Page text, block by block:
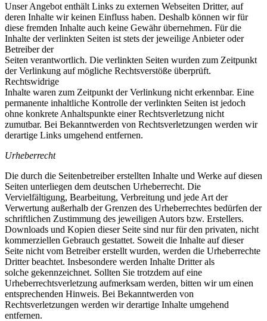
Unser Angebot enthält Links zu externen Webseiten Dritter, auf
deren Inhalte wir keinen Einfluss haben. Deshalb können wir für
diese fremden Inhalte auch keine Gewähr übernehmen. Für die
Inhalte der verlinkten Seiten ist stets der jeweilige Anbieter oder
Betreiber der
Seiten verantwortlich. Die verlinkten Seiten wurden zum Zeitpunkt
der Verlinkung auf mögliche Rechtsverstöße überprüft.
Rechtswidrige
Inhalte waren zum Zeitpunkt der Verlinkung nicht erkennbar. Eine
permanente inhaltliche Kontrolle der verlinkten Seiten ist jedoch
ohne konkrete Anhaltspunkte einer Rechtsverletzung nicht
zumutbar. Bei Bekanntwerden von Rechtsverletzungen werden wir
derartige Links umgehend entfernen.
Urheberrecht
Die durch die Seitenbetreiber erstellten Inhalte und Werke auf diesen
Seiten unterliegen dem deutschen Urheberrecht. Die
Vervielfältigung, Bearbeitung, Verbreitung und jede Art der
Verwertung außerhalb der Grenzen des Urheberrechtes bedürfen der
schriftlichen Zustimmung des jeweiligen Autors bzw. Erstellers.
Downloads und Kopien dieser Seite sind nur für den privaten, nicht
kommerziellen Gebrauch gestattet. Soweit die Inhalte auf dieser
Seite nicht vom Betreiber erstellt wurden, werden die Urheberrechte
Dritter beachtet. Insbesondere werden Inhalte Dritter als
solche gekennzeichnet. Sollten Sie trotzdem auf eine
Urheberrechtsverletzung aufmerksam werden, bitten wir um einen
entsprechenden Hinweis. Bei Bekanntwerden von
Rechtsverletzungen werden wir derartige Inhalte umgehend
entfernen.